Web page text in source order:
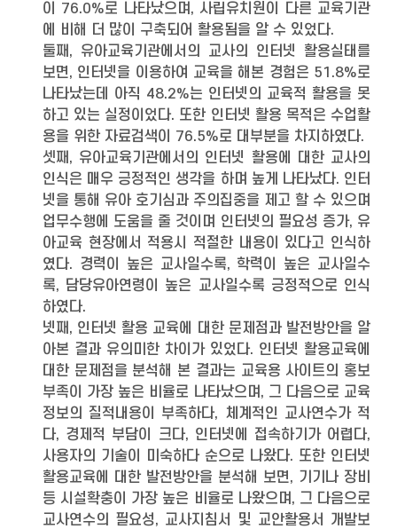
이 76.0%로 나타났으며, 사립유치원이 다른 교육기관
에 비해 더 많이 구축되어 활용됨을 알 수 있었다.
둘째, 유아교육기관에서의 교사의 인터넷 활용실태를
보면, 인터넷을 이용하여 교육을 해본 경험은 51.8%로
나타났는데 아직 48.2%는 인터넷의 교육적 활용을 못
하고 있는 실정이었다. 또한 인터넷 활용 목적은 수업활
용을 위한 자료검색이 76.5%로 대부분을 차지하였다.
셋째, 유아교육기관에서의 인터넷 활용에 대한 교사의
인식은 매우 긍정적인 생각을 하며 높게 나타났다. 인터
넷을 통해 유아 호기심과 주의집중을 제고 할 수 있으며
업무수행에 도움을 줄 것이며 인터넷의 필요성 증가, 유
아교육 현장에서 적용시 적절한 내용이 있다고 인식하
였다. 경력이 높은 교사일수록, 학력이 높은 교사일수
록, 담당유아연령이 높은 교사일수록 긍정적으로 인식
하였다.
넷째, 인터넷 활용 교육에 대한 문제점과 발전방안을 알
아본 결과 유의미한 차이가 있었다. 인터넷 활용교육에
대한 문제점을 분석해 본 결과는 교육용 사이트의 홍보
부족이 가장 높은 비율로 나타났으며, 그 다음으로 교육
정보의 질적내용이 부족하다, 체계적인 교사연수가 적
다, 경제적 부담이 크다, 인터넷에 접속하기가 어렵다,
사용자의 기술이 미숙하다 순으로 나왔다. 또한 인터넷
활용교육에 대한 발전방안을 분석해 보면, 기기나 장비
등 시설확충이 가장 높은 비율로 나왔으며, 그 다음으로
교사연수의 필요성, 교사지침서 및 교안활용서 개발보